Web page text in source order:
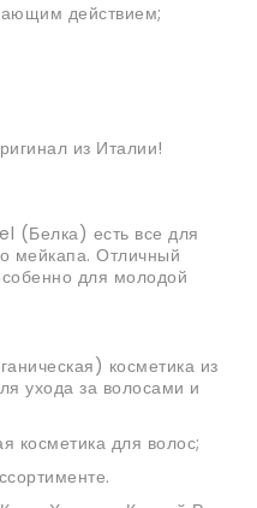
действием;
из Италии!
(Белка) есть все для
мейкапа. Отличный
для молодой
косметика из
ухода за волосами и
косметика для волос;